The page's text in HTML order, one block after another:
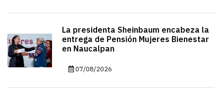
La presidenta Sheinbaum encabeza la
entrega de Pensión Mujeres Bienestar
en Naucalpan
07/08/2026